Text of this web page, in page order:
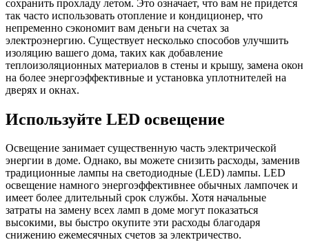
сохранить прохладу летом. Это означает, что вам не придется
так часто использовать отопление и кондиционер, что
непременно сэкономит вам деньги на счетах за
электроэнергию. Существует несколько способов улучшить
изоляцию вашего дома, таких как добавление
теплоизоляционных материалов в стены и крышу, замена окон
на более энергоэффективные и установка уплотнителей на
дверях и окнах.
Используйте LED освещение
Освещение занимает существенную часть электрической
энергии в доме. Однако, вы можете снизить расходы, заменив
традиционные лампы на светодиодные (LED) лампы. LED
освещение намного энергоэффективнее обычных лампочек и
имеет более длительный срок службы. Хотя начальные
затраты на замену всех ламп в доме могут показаться
высокими, вы быстро окупите эти расходы благодаря
снижению ежемесячных счетов за электричество.